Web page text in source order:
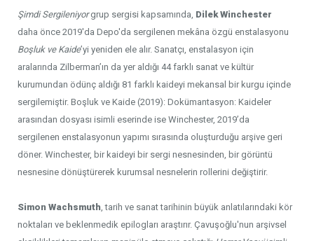
Şimdi Sergileniyorgrup sergisi kapsamında, Dilek Winchester
daha önce 2019'da Depo'da sergilenen mekâna özgü enstalasyonu
Boşluk ve Kaide’yi yeniden ele alır. Sanatçı, enstalasyon için
aralarında Zilberman’ın da yer aldığı 44 farklı sanat ve kültür
kurumundan ödünç aldığı 81 farklı kaideyi mekansal bir kurgu içinde
sergilemiştir. Boşluk ve Kaide (2019): Dokümantasyon: Kaideler
arasından dosyası isimli eserinde ise Winchester, 2019’da
sergilenen enstalasyonun yapımı sırasında oluşturduğu arşive geri
döner. Winchester, bir kaideyi bir sergi nesnesinden, bir görüntü
nesnesine dönüştürerek kurumsal nesnelerin rollerini değiştirir.
Simon Wachsmuth, tarih ve sanat tarihinin büyük anlatılarındaki kör
noktaları ve beklenmedik epilogları araştırır. Çavuşoğlu'nun arşivsel